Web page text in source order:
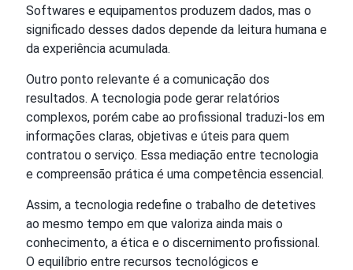
Softwares e equipamentos produzem dados, mas o
significado desses dados depende da leitura humana e
da experiência acumulada.
Outro ponto relevante é a comunicação dos
resultados. A tecnologia pode gerar relatórios
complexos, porém cabe ao profissional traduzi-los em
informações claras, objetivas e úteis para quem
contratou o serviço. Essa mediação entre tecnologia
e compreensão prática é uma competência essencial.
Assim, a tecnologia redefine o trabalho de detetives
ao mesmo tempo em que valoriza ainda mais o
conhecimento, a ética e o discernimento profissional.
O equilíbrio entre recursos tecnológicos e